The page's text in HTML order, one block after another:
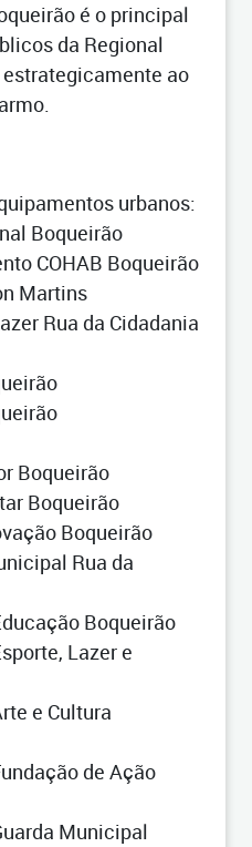
é o principal
da Regional
ao
urbanos:
Boqueirão
COHAB Boqueirão
Martins
Rua da Cidadania
Boqueirão
Boqueirão
Boqueirão
Rua da
Boqueirão
Lazer e
e Cultura
de Ação
Municipal